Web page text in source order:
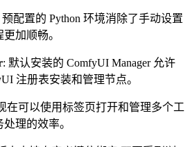
预配置的 Python 环境消除了手动设置
加顺畅。
: 默认安装的 ComfyUI Manager 允许
注册表安装和管理节点。
在可以使用标签页打开和管理多个工
理的效率。